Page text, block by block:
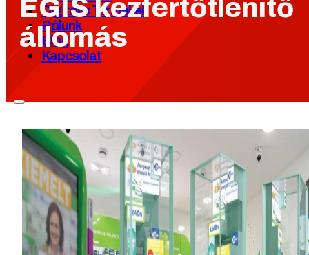
Digitális Termékek
Rólunk
Blog
Kapcsolat
EGIS kézfertőtlenítő
állomás